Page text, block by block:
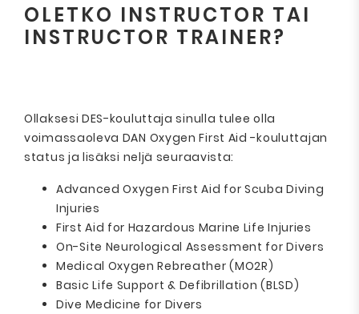
OLETKO INSTRUCTOR TAI
INSTRUCTOR TRAINER?
Ollaksesi DES-kouluttaja sinulla tulee olla
voimassaoleva DAN Oxygen First Aid -kouluttajan
status ja lisäksi neljä seuraavista:
Advanced Oxygen First Aid for Scuba Diving
Injuries
First Aid for Hazardous Marine Life Injuries
On-Site Neurological Assessment for Divers
Medical Oxygen Rebreather (MO2R)
Basic Life Support & Defibrillation (BLSD)
Dive Medicine for Divers